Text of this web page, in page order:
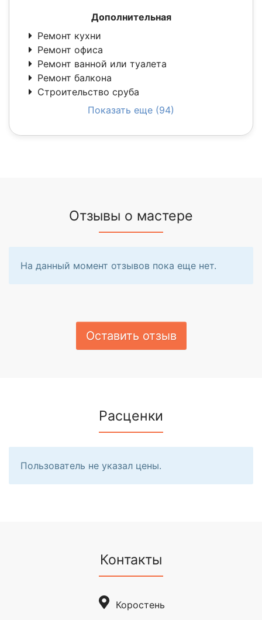
Дополнительная
Ремонт кухни
Ремонт офиса
Ремонт ванной или туалета
Ремонт балкона
Строительство сруба
Показать еще (94)
Отзывы о мастере
На данный момент отзывов пока еще нет.
Оставить отзыв
Расценки
Пользователь не указал цены.
Контакты
Коростень